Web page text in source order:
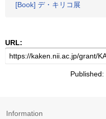
[Book] デ・キリコ展
URL:
Information